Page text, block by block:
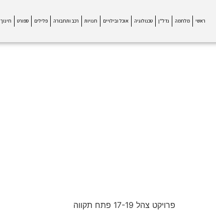
ראשי מלחמה נדל"ן טכנולוגיה אוכל ובילויים חנויות רכב ותחבורה פלילים ספורט חינוך